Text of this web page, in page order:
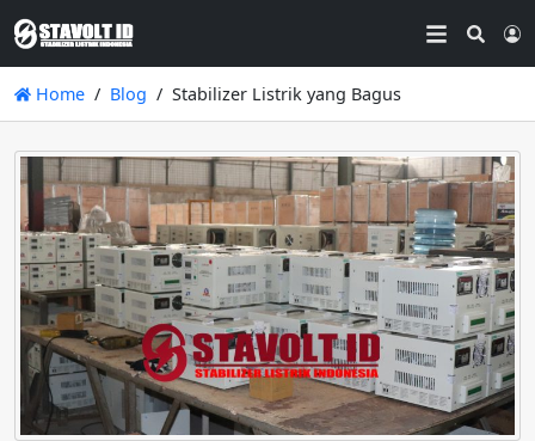
Home Blog Stabilizer Listrik yang Bagus